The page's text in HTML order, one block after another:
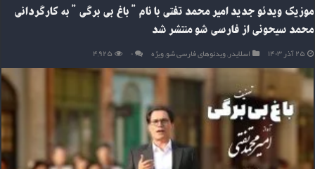
موزیک ویدئو جدید امیر محمد تفتی با نام ” باغ بی برگی ” به کارگردانی
محمد سیحونی از فارسی شو منتشر شد
۲۵ آذر ۱۴۰۳ اسلایدر,ویدئوهای فارسی شو,ویژه ۰ ۴,۹۲۵